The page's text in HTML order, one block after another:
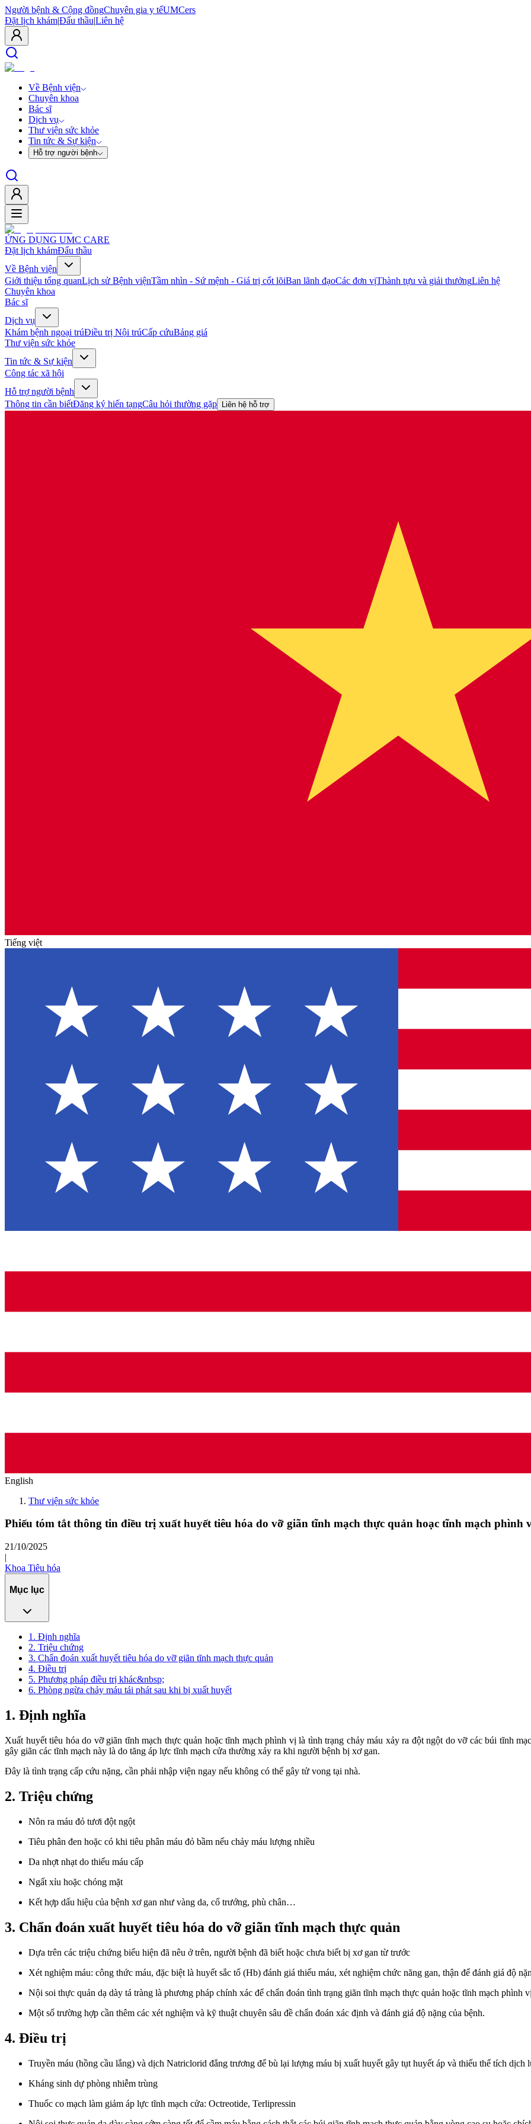
Người bệnh & Cộng đồngChuyên gia y tếUMCers
Đặt lịch khám|Đấu thầu|Liên hệ
Về Bệnh viện
Chuyên khoa
Bác sĩ
Dịch vụ
Thư viện sức khỏe
Tin tức & Sự kiện
Hỗ trợ người bệnh
ỨNG DỤNG UMC CARE
Đặt lịch khámĐấu thầu
Về Bệnh viện
Giới thiệu tổng quanLịch sử Bệnh việnTầm nhìn - Sứ mệnh - Giá trị cốt lõiBan lãnh đạoCác đơn vịThành tựu và giải thưởngLiên hệ
Chuyên khoa
Bác sĩ
Dịch vụ
Khám bệnh ngoại trúĐiều trị Nội trúCấp cứuBảng giá
Thư viện sức khỏe
Tin tức & Sự kiện
Công tác xã hội
Hỗ trợ người bệnh
Thông tin cần biếtĐăng ký hiến tạngCâu hỏi thường gặp Liên hệ hỗ trợ
Tiếng việt
English
Thư viện sức khỏe
Phiếu tóm tắt thông tin điều trị xuất huyết tiêu hóa do vỡ giãn tĩnh mạch thực quản hoạc tĩnh mạch phình
21/10/2025
|
Khoa Tiêu hóa
Mục lục
1. Định nghĩa
2. Triệu chứng
3. Chẩn đoán xuất huyết tiêu hóa do vỡ giãn tĩnh mạch thực quản
4. Điều trị
5. Phương pháp điều trị khác&nbsp;
6. Phòng ngừa chảy máu tái phát sau khi bị xuất huyết
1. Định nghĩa
Xuất huyết tiêu hóa do vỡ giãn tĩnh mạch thực quản hoặc tĩnh mạch phình vị là tình trạng chảy máu xảy ra đột ngột do vỡ các búi tĩnh
gây giãn các tĩnh mạch này là do tăng áp lực tĩnh mạch cửa thường xảy ra khi người bệnh bị xơ gan.
Đây là tình trạng cấp cứu nặng, cần phải nhập viện ngay nếu không có thể gây tử vong tại nhà.
2. Triệu chứng
Nôn ra máu đỏ tươi đột ngột
Tiêu phân đen hoặc có khi tiêu phân máu đỏ bầm nếu chảy máu lượng nhiều
Da nhợt nhạt do thiếu máu cấp
Ngất xỉu hoặc chóng mặt
Kết hợp dấu hiệu của bệnh xơ gan như vàng da, cổ trướng, phù chân…
3. Chẩn đoán xuất huyết tiêu hóa do vỡ giãn tĩnh mạch thực quản
Dựa trên các triệu chứng biểu hiện đã nêu ở trên, người bệnh đã biết hoặc chưa biết bị xơ gan từ trước
Xét nghiệm máu: công thức máu, đặc biệt là huyết sắc tố (Hb) đánh giá thiếu máu, xét nghiệm chức năng gan, thận để đánh giá độ
Nội soi thực quản dạ dày tá tràng là phương pháp chính xác để chẩn đoán tình trạng giãn tĩnh mạch thực quản hoặc tĩnh mạch phình
Một số trường hợp cần thêm các xét nghiệm và kỹ thuật chuyên sâu đề chẩn đoán xác định và đánh giá độ nặng của bệnh.
4. Điều trị
Truyền máu (hồng cầu lắng) và dịch Natriclorid đẳng trương để bù lại lượng máu bị xuất huyết gây tụt huyết áp và thiếu thể tích dịch
Kháng sinh dự phòng nhiễm trùng
Thuốc co mạch làm giảm áp lực tĩnh mạch cửa: Octreotide, Terlipressin